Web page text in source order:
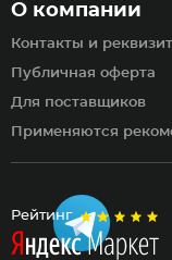
Рейтинг
О компании
Контакты и
Публичная оферта
Для поставщиков
Применяются